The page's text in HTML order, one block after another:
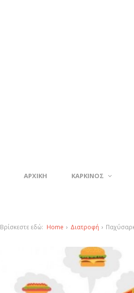
ΑΡΧΙΚΗ ΚΑΡΚΙΝΟΣ
Βρίσκεστε εδώ: Home › Διατροφή ›